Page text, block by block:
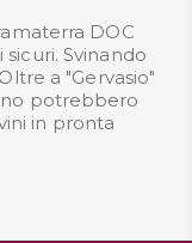
DOC
Svinando
a "Gervasio"
potrebbero
in pronta